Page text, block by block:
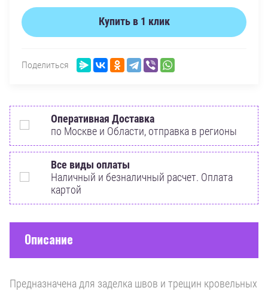
Купить в 1 клик
Поделиться
Оперативная Доставка
по Москве и Области, отправка в регионы
Все виды оплаты
Наличный и безналичный расчет. Оплата
картой
Описание
Предназначена для заделка швов и трещин кровельных